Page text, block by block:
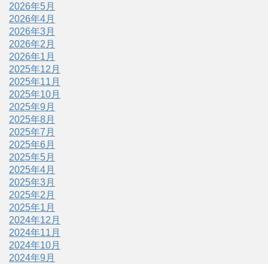
2026年5月
2026年4月
2026年3月
2026年2月
2026年1月
2025年12月
2025年11月
2025年10月
2025年9月
2025年8月
2025年7月
2025年6月
2025年5月
2025年4月
2025年3月
2025年2月
2025年1月
2024年12月
2024年11月
2024年10月
2024年9月